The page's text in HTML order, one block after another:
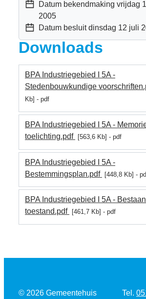
Datum bekendmaking vrijdag
2005
Datum besluitdinsdag 12 juli
Downloads
BPA Industriegebied I 5A -
Stedenbouwkundige
Kb
pdf
BPA Industriegebied I 5A -
toelichting.pdf
563,6 Kb pdf
BPA Industriegebied I 5A -
Bestemmingsplan.pdf
448,8 Kb
BPA Industriegebied I 5A -
toestand.pdf
461,7 Kb pdf
© 2026 Gemeentehuis